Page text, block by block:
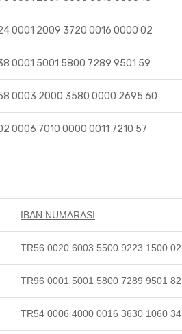
0001 2009 3720 0016 0000 02
0001 5001 5800 7289 9501 59
0003 2000 3580 0000 2695 60
0006 7010 0000 0011 7210 57
IBAN NUMARASI
TR56 0020 6003 5500 9223 1500 02
TR96 0001 5001 5800 7289 9501 82
TR54 0006 4000 0016 3630 1060 34